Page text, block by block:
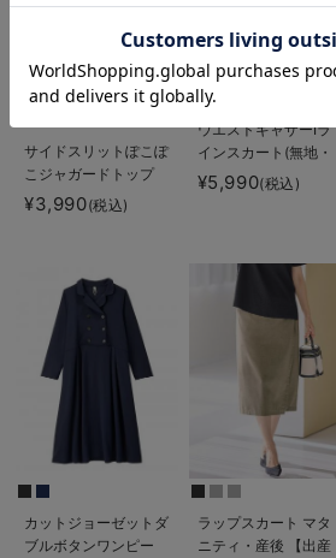
サイドスリットぽこぽ
こジャガードトップ
ス マタニティ・授乳
服【出産後も長く着ら
¥3,990(税込)
ウエストギャザーIラ
インスカート(無地・
ストライプ) マタニ
ティ・産後【産後も長
¥5,990(税込)
カットジョーゼットダ
ブルボタンワンピー
ラップスカート マタ
ニティ・産後 【出産
お気に入り商品を確